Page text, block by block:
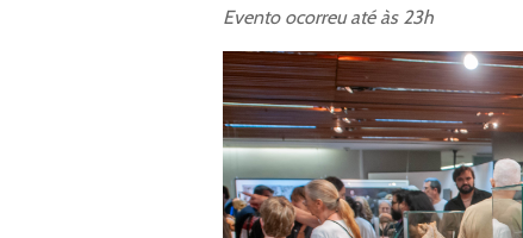
Evento ocorreu até às 23h